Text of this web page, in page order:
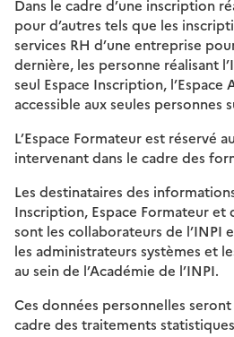
Dans le cadre d’une inscription
pour d’autres tels que les
services RH d’une entreprise
dernière, les personne réalisant
seul Espace Inscription, l’Espace
accessible aux seules personnes
L’Espace Formateur est réservé
intervenant dans le cadre des
Les destinataires des
Inscription, Espace Formateur et
sont les collaborateurs de l’INPI
les administrateurs systèmes et
au sein de l’Académie de l’INPI.
Ces données personnelles
cadre des traitements